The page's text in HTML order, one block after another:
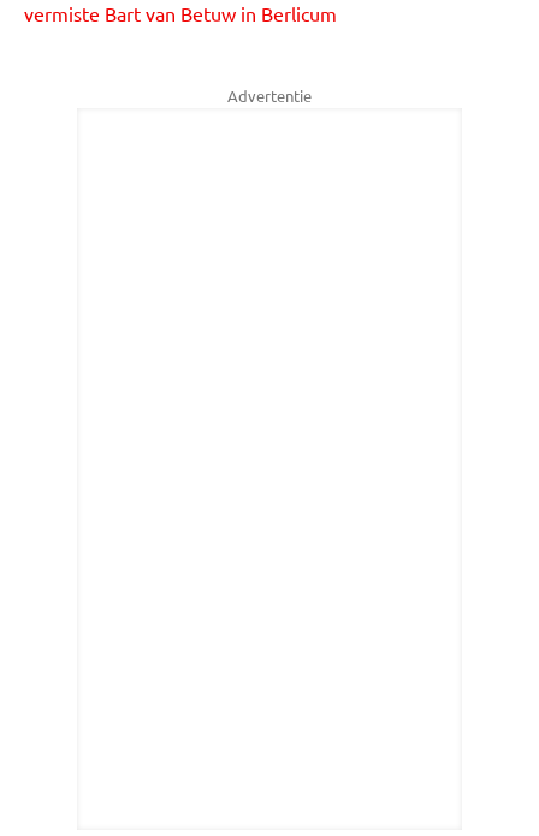
vermiste Bart van Betuw in Berlicum
Advertentie